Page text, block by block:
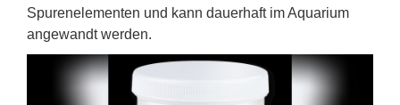
Spurenelementen und kann dauerhaft im Aquarium
angewandt werden.